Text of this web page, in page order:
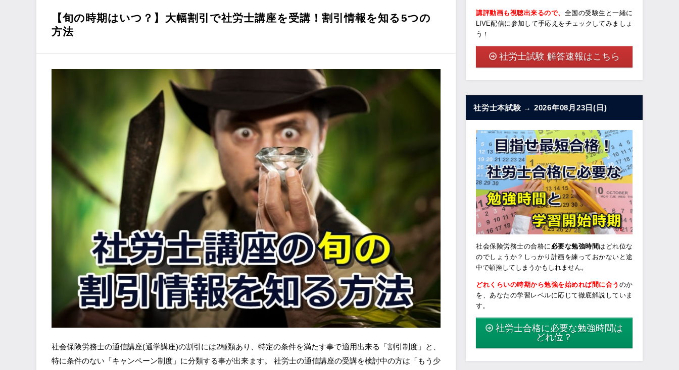
【旬の時期はいつ？】大幅割引で社労士講座を受講！割引情報を知る5つの
方法
社会保険労務士の通信講座(通学講座)の割引には2種類あり、特定の条件を満たす事で適用出来る「割引制度」と、
特に条件のない「キャンペーン制度」に分類する事が出来ます。 社労士の通信講座の受講を検討中の方は「もう少
講評動画も視聴出来るので、 全国の受験生と一緒に
LIVE配信に参加して手応えをチェックしてみましょ
う！
社労士試験 解答速報はこちら
社労士本試験 → 2026年08月23日(日)
社会保険労務士の合格に 必要な勉強時間はどれ位な
のでしょうか？しっかり計画を練っておかないと途
中で頓挫してしまうかもしれません。
どれくらいの時期から勉強を始めれば間に合う のか
を、あなたの学習レベルに応じて徹底解説していま
す。
社労士合格に必要な勉強時間は
どれ位？